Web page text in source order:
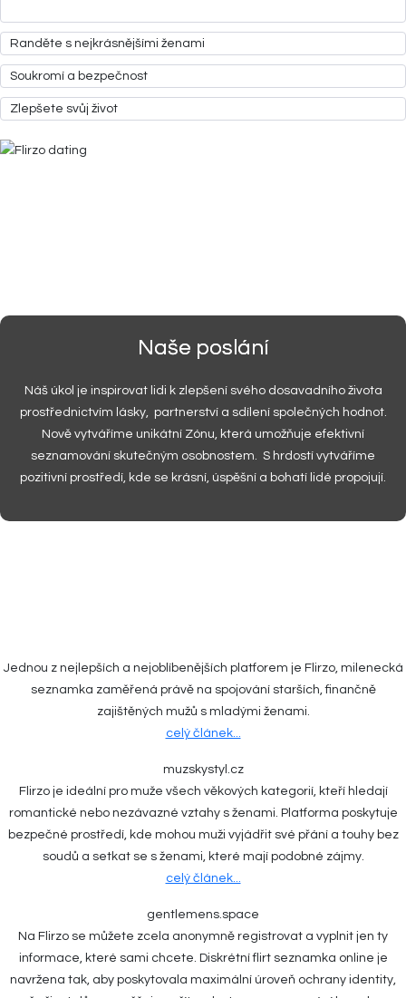
Randěte s nejkrásnějšími ženami
Soukromí a bezpečnost
Zlepšete svůj život
Naše poslání
Náš úkol je inspirovat lidi k zlepšení svého dosavadního života
prostřednictvím lásky, partnerství a sdílení společných hodnot.
Nově vytváříme unikátní Zónu, která umožňuje efektivní
seznamování skutečným osobnostem. S hrdostí vytváříme
pozitivní prostředí, kde se krásní, úspěšní a bohatí lidé propojují.
Jednou z nejlepších a nejoblíbenějších platforem je Flirzo, milenecká
seznamka zaměřená právě na spojování starších, finančně
zajištěných mužů s mladými ženami.
celý článek...
muzskystyl.cz
Flirzo je ideální pro muže všech věkových kategorií, kteří hledají
romantické nebo nezávazné vztahy s ženami. Platforma poskytuje
bezpečné prostředí, kde mohou muži vyjádřit své přání a touhy bez
soudů a setkat se s ženami, které mají podobné zájmy.
celý článek...
gentlemens.space
Na Flirzo se můžete zcela anonymně registrovat a vyplnit jen ty
informace, které sami chcete. Diskrétní flirt seznamka online je
navržena tak, aby poskytovala maximální úroveň ochrany identity,